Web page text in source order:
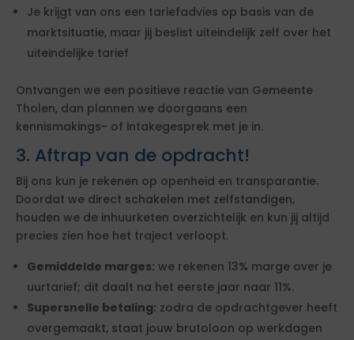
Je krijgt van ons een tariefadvies op basis van de
marktsituatie, maar jij beslist uiteindelijk zelf over het
uiteindelijke tarief
Ontvangen we een positieve reactie van Gemeente
Tholen, dan plannen we doorgaans een
kennismakings- of intakegesprek met je in.
3. Aftrap van de opdracht!
Bij ons kun je rekenen op openheid en transparantie.
Doordat we direct schakelen met zelfstandigen,
houden we de inhuurketen overzichtelijk en kun jij altijd
precies zien hoe het traject verloopt.
Gemiddelde marges: we rekenen 13% marge over je
uurtarief; dit daalt na het eerste jaar naar 11%.
Supersnelle betaling: zodra de opdrachtgever heeft
overgemaakt, staat jouw brutoloon op werkdagen